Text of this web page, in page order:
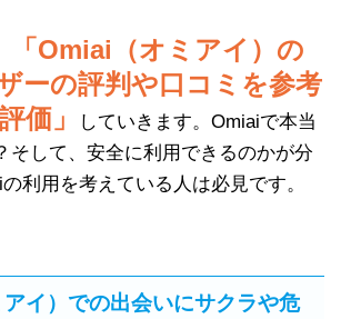
「Omiai（オミアイ）の
ーの評判や口コミを参考
価」
していきます。Omiaiで本当
そして、安全に利用できるのかが分
利用を考えている人は必見です。
イ）での出会いにサクラや危